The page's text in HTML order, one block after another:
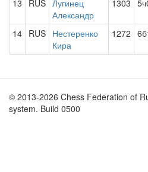
13 RUS Лугинец
Александр
1303
14 RUS Нестеренко
Кира
1272
© 2013-2026 Chess Federation of
system. Build 0500